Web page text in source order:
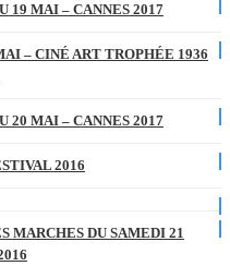
19 MAI – CANNES 2017
– CINÉ ART TROPHÉE 1936
20 MAI – CANNES 2017
2016
MARCHES DU SAMEDI 21